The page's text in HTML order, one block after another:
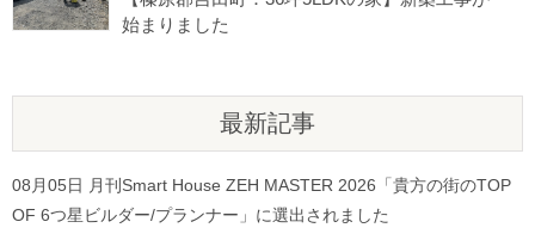
始まりました
最新記事
08月05日 月刊Smart House ZEH MASTER 2026「貴方の街のTOP
OF 6つ星ビルダー/プランナー」に選出されました